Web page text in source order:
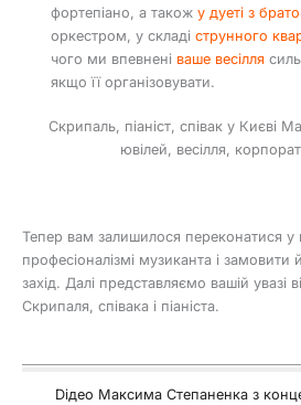
фортепіано, а також у дуеті з
оркестром, у складі струнного
чого ми впевнені ваше весілля
якщо її організовувати.
Скрипаль, піаніст, співак у Києві
ювілей, весілля,
Тепер вам залишилося переконатися у
професіоналізмі музиканта і замовити
захід. Далі представляємо вашій увазі
Скрипаля, співака і піаніста.
Dідео Максима Степаненка з